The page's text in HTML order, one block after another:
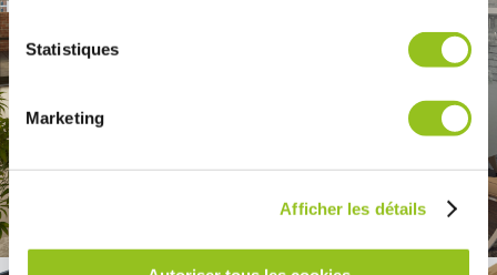
ou qu'ils ont collectées lors de votre utilisation de leurs
Statistiques
Marketing
Afficher les détails
Concevoir une cuisine pastel et moderne